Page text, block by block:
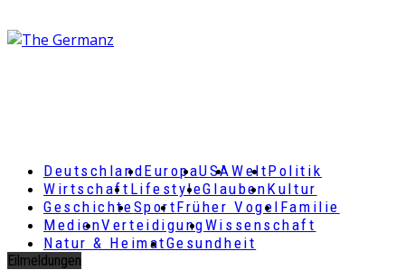
DeutschlandEuropaUSAWeltPolitik
Wirtschaft LifestyleGlaubenKultur
GeschichteSportFrüher Vogel Familie
MedienVerteidigungWissenschaft
Natur & HeimatGesundheit
Eilmeldungen